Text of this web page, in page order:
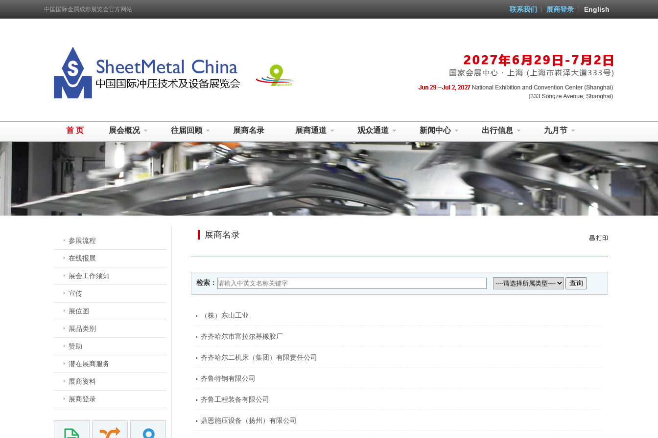
中国国际金属成形展览会官方网站 English
展商登录
联系我们
首 页 展会概况 往届回顾 展商名录 展商通道 观众通道 新闻中心 出行信息 九月节
参展流程
在线报展
展会工作须知
宣传
展位图
展品类别
赞助
潜在展商服务
展商资料
展商登录
展商名录
检索：
（株）东山工业
齐齐哈尔市富拉尔基橡胶厂
齐齐哈尔二机床（集团）有限责任公司
齐鲁特钢有限公司
齐鲁工程装备有限公司
鼎恩施压设备（扬州）有限公司